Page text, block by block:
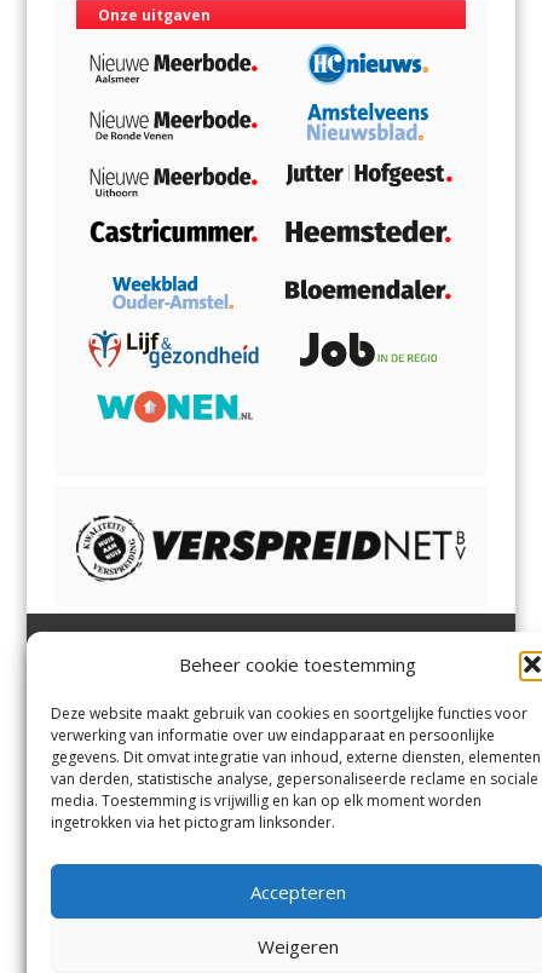
Beheer cookie toestemming
Deze website maakt gebruik van cookies en soortgelijke functies voor
verwerking van informatie over uw eindapparaat en persoonlijke
gegevens. Dit omvat integratie van inhoud, externe diensten, elementen
van derden, statistische analyse, gepersonaliseerde reclame en sociale
media. Toestemming is vrijwillig en kan op elk moment worden
ingetrokken via het pictogram linksonder.
Accepteren
Weigeren
Onze uitgaven
Margadantstraat 34
1976 DN IJmuiden
023-8200170
info@heemsteder.nl
info@bloemendaler.nl
Bennebroek,Vogelenzang,
OverveenenAerdenhout
Contact
Vacatures
Voorwaarden